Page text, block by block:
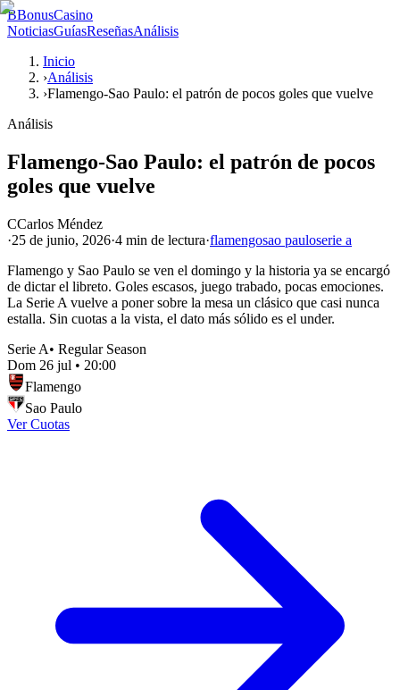
BBonusCasino
NoticiasGuíasReseñasAnálisis
Inicio
›Análisis
›Flamengo-Sao Paulo: el patrón de pocos goles que vuelve
Análisis
Flamengo-Sao Paulo: el patrón de pocos
goles que vuelve
CCarlos Méndez
·25 de junio, 2026·4 min de lectura·flamengosao pauloserie a
Flamengo y Sao Paulo se ven el domingo y la historia ya se encargó
de dictar el libreto. Goles escasos, juego trabado, pocas emociones.
La Serie A vuelve a poner sobre la mesa un clásico que casi nunca
estalla. Sin cuotas a la vista, el dato más sólido es el under.
Serie A• Regular Season
Dom 26 jul • 20:00
Flamengo
Sao Paulo
Ver Cuotas